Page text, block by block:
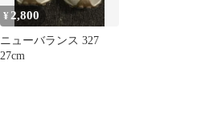
¥ 2,800
ニューバランス 327
27cm